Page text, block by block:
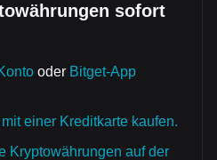
sofort
oder Bitget-App
einer Kreditkarte kaufen.
Kryptowährungen auf der